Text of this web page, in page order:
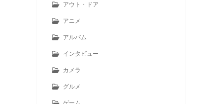
アウト・ドア
アニメ
アルバム
インタビュー
カメラ
グルメ